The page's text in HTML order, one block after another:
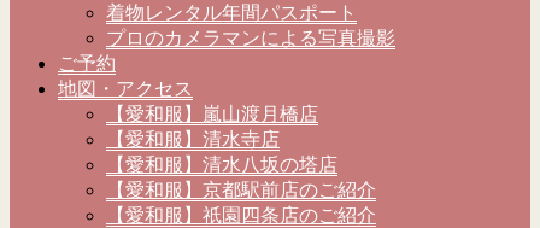
着物レンタル年間パスポート
プロのカメラマンによる写真撮影
ご予約
地図・アクセス
【愛和服】嵐山渡月橋店
【愛和服】清水寺店
【愛和服】清水八坂の塔店
【愛和服】京都駅前店のご紹介
【愛和服】祇園四条店のご紹介